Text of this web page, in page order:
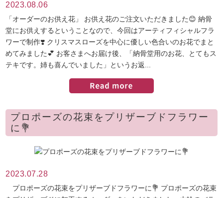
2023.08.06
「オーダーのお供え花」 お供え花のご注文いただきました😊 納骨
堂にお供えするということなので、今回はアーティフィシャルフラ
ワーで制作❣️ クリスマスローズを中心に優しい色合いのお花でまと
めてみました💕 お客さまへお届け後、「納骨堂用のお花、とてもス
テキです。姉も喜んでいました」というお返...
プロポーズの花束をプリザーブドフラワー
に💐
2023.07.28
プロポーズの花束をプリザーブドフラワーに💐 プロポーズの花束